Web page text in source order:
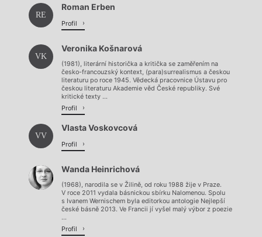
RE
Roman Erben
Profil
VK
Veronika Košnarová
(1981), literární historička a kritička se zaměřením na
česko-francouzský kontext, (para)surrealismus a českou
literaturu po roce 1945. Vědecká pracovnice Ústavu pro
českou literaturu Akademie věd České republiky. Své
kritické texty ...
Profil
VV
Vlasta Voskovcová
Profil
Wanda Heinrichová
(1968), narodila se v Žilině, od roku 1988 žije v Praze.
V roce 2011 vydala básnickou sbírku Nalomenou. Spolu
s Ivanem Wernischem byla editorkou antologie Nejlepší
české básně 2013. Ve Francii jí vyšel malý výbor z poezie
...
Profil